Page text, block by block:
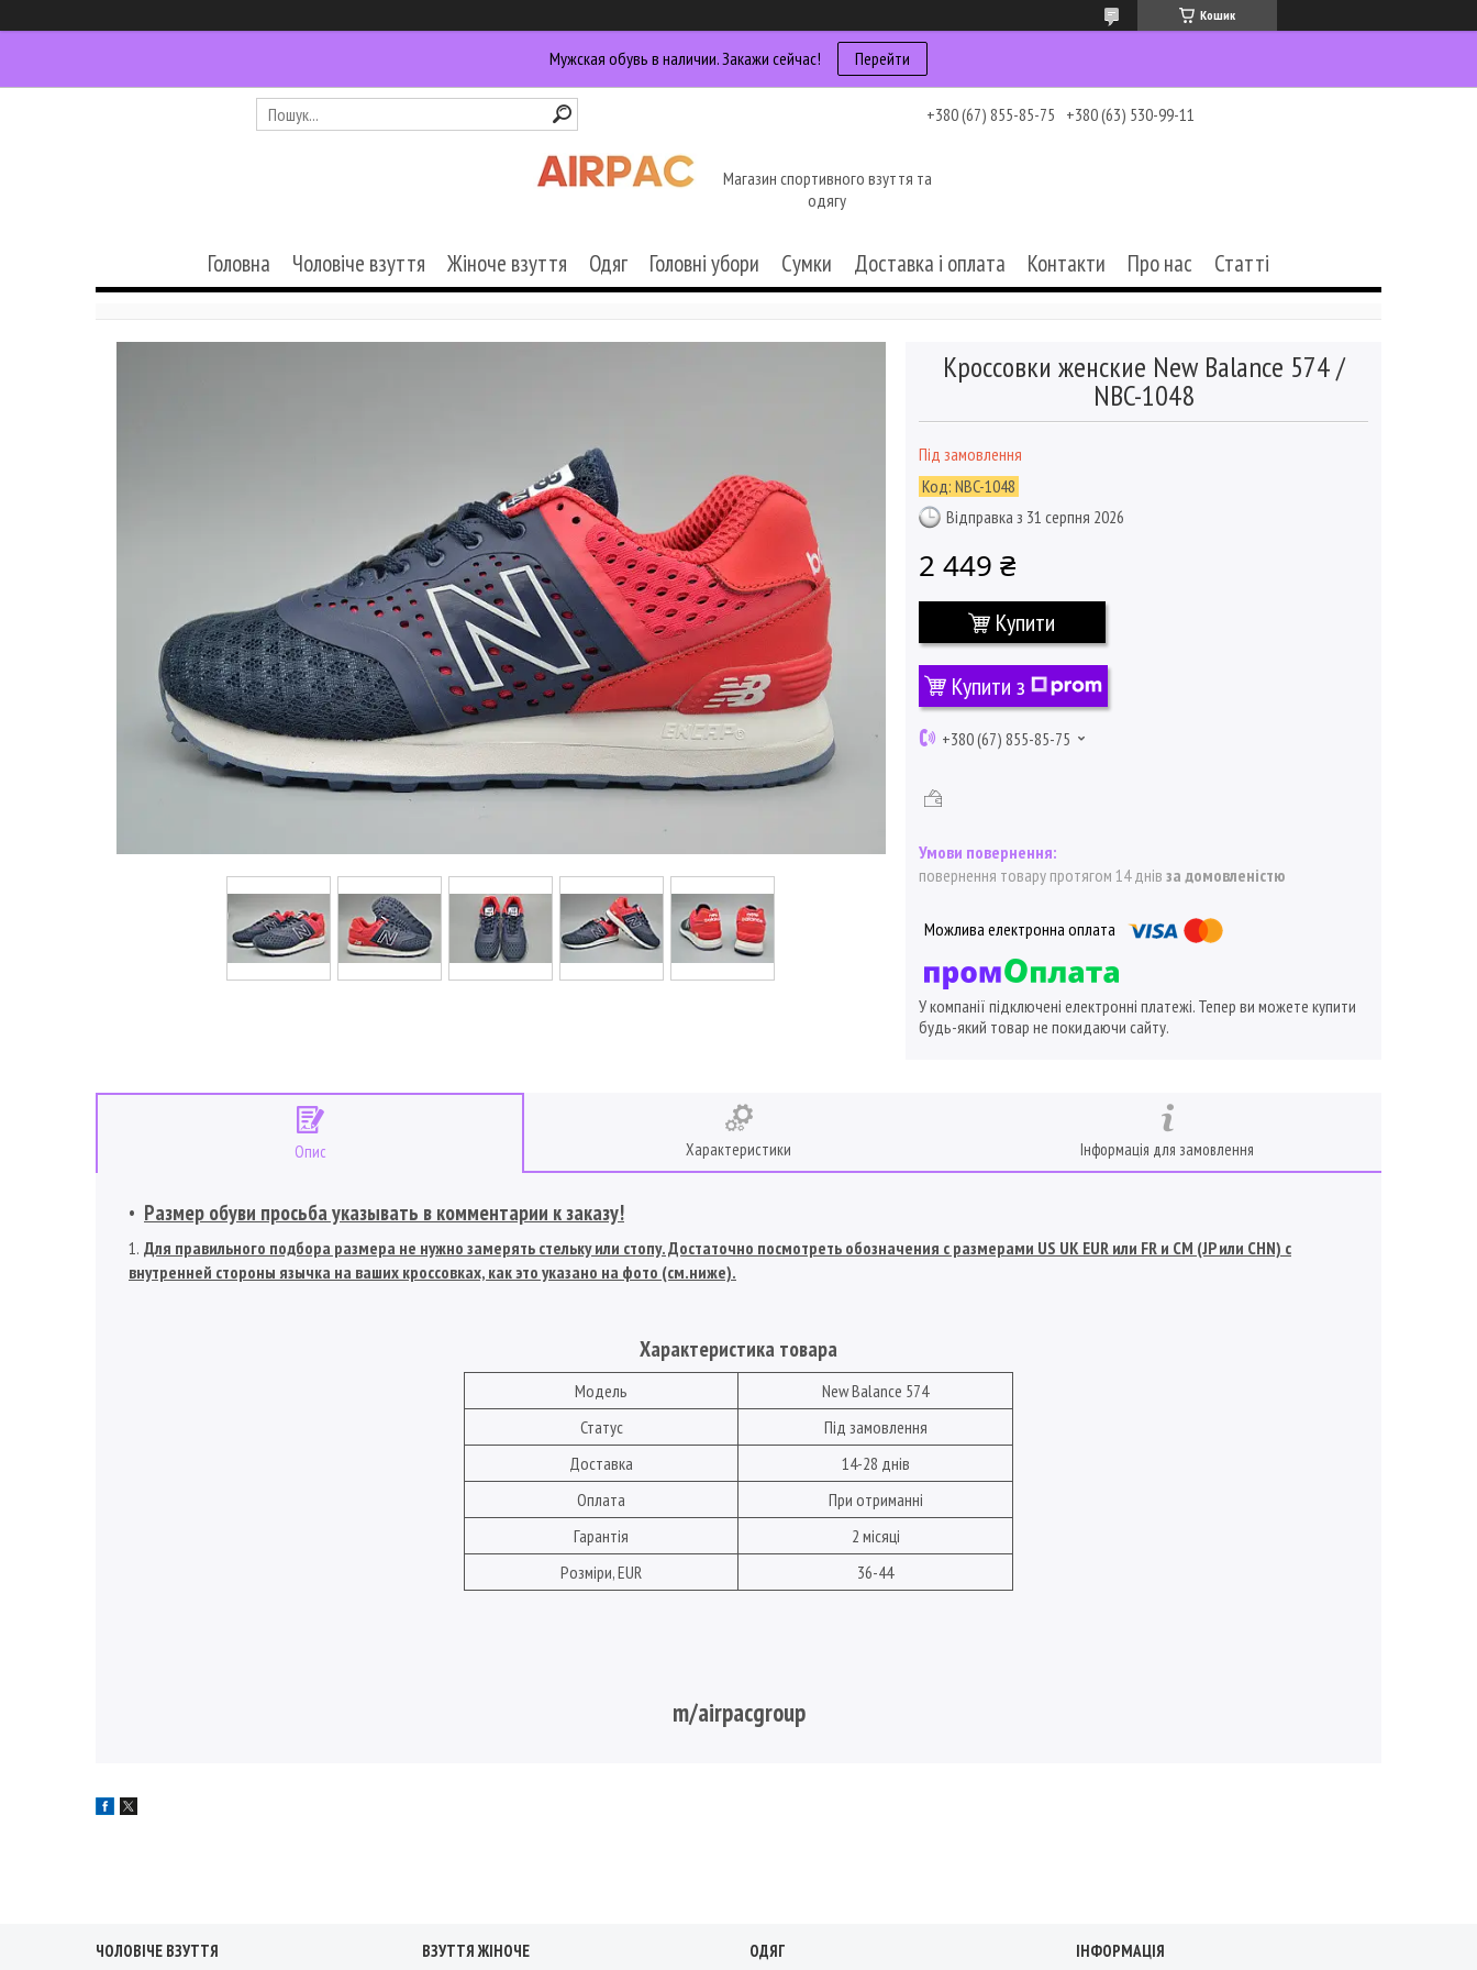
Кошик
Мужская обувь в наличии. Закажи сейчас! Перейти
+380 (67) 855-85-75 +380 (63) 530-99-11
Магазин спортивного взуття та
одягу
Головна Чоловіче взуття Жіноче взуття Одяг Головні убори Сумки Доставка і оплата Контакти Про нас Статті
Кроссовки женские New Balance 574 /
NBC-1048
Під замовлення
Код: NBC-1048
Відправка з 31 серпня 2026
2 449 ₴
Купити
Купити з
+380 (67) 855-85-75
повернення товару протягом 14 днів за домовленістю
У компанії підключені електронні платежі. Тепер ви можете купити
будь-який товар не покидаючи сайту.
Опис Характеристики Інформація для замовлення
Размер обуви просьба указывать в комментарии к заказу!
Для правильного подбора размера не нужно замерять стельку или стопу. Достаточно посмотреть обозначения с размерами US UK EUR или FR и СМ (JP или CHN) с
внутренней стороны язычка на ваших кроссовках, как это указано на фото (см.ниже).
Характеристика товара
Модель
New Balance 574
Статус
Під замовлення
Доставка
14-28 днів
Оплата
При отриманні
Гарантія
2 місяці
Розміри, EUR
36-44
m/airpacgroup
ЧОЛОВІЧЕ ВЗУТТЯ ВЗУТТЯ ЖІНОЧЕ ОДЯГ ІНФОРМАЦІЯ